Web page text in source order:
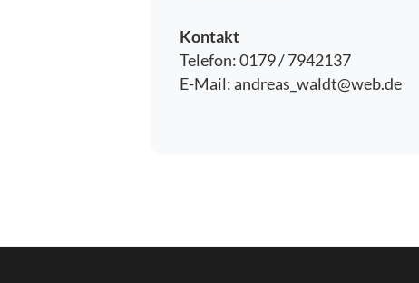
Kontakt
Telefon: 0179 / 7942137
E-Mail: andreas_waldt@web.de